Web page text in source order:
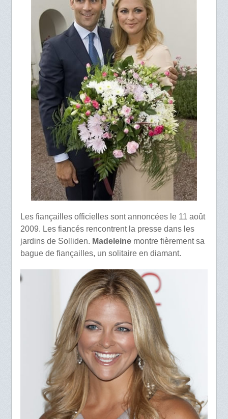
Les fiançailles officielles sont annoncées le 11 août
2009. Les fiancés rencontrent la presse dans les
jardins de Solliden. Madeleinemontre fièrement sa
bague de fiançailles, un solitaire en diamant.